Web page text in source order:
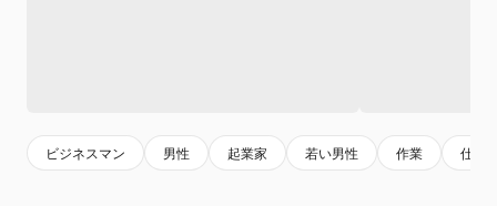
ビジネスマン 男性 起業家 若い男性 作業 仕事